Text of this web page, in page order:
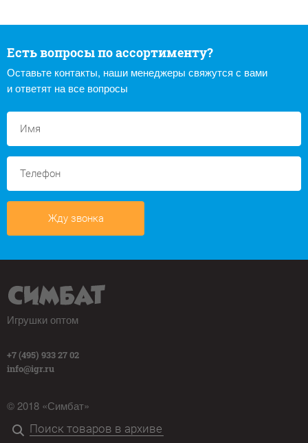
Есть вопросы по ассортименту?
Оставьте контакты, наши менеджеры свяжутся с вами
и ответят на все вопросы
Жду звонка
Игрушки оптом
+7 (495) 933 27 02
info@igr.ru
© 2018 «Симбат»